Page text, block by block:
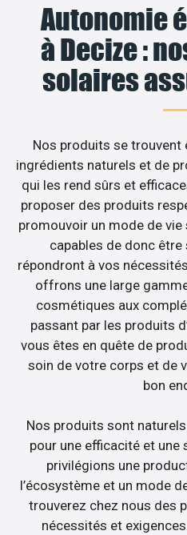
Autonomie
à Decize :
solaires
Nos produits se trouvent
ingrédients naturels et de
qui les rend sûrs et
proposer des produits
promouvoir un mode de
capables de donc
répondront à vos
offrons une large
cosmétiques aux
passant par les produits
vous êtes en quête de
soin de votre corps et de
bon
Nos produits sont
pour une efficacité et une
privilégions une
l’écosystème et un mode
trouverez chez nous des
nécessités et